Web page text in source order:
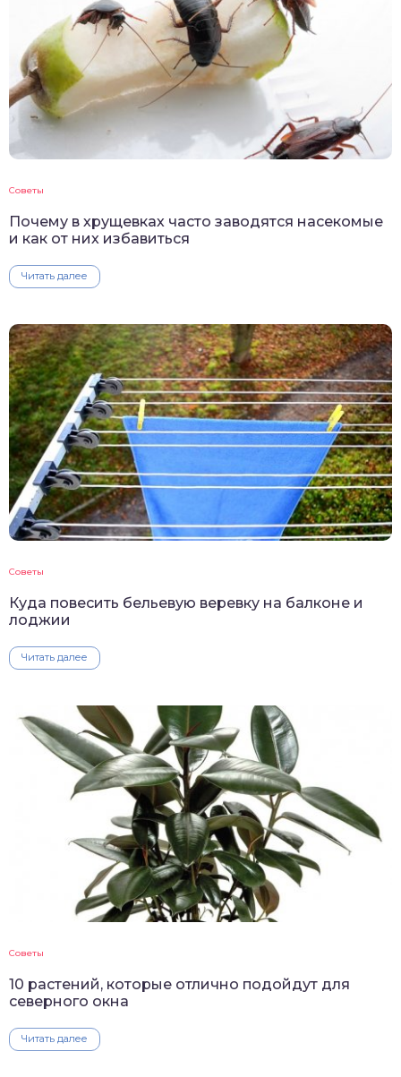
Советы
Почему в хрущевках часто заводятся насекомые
и как от них избавиться
Читать далее
Советы
Куда повесить бельевую веревку на балконе и
лоджии
Читать далее
Советы
10 растений, которые отлично подойдут для
северного окна
Читать далее